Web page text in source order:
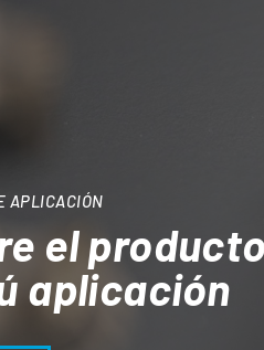
APLICACIÓN
el
aplicación